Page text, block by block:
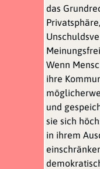
das
Wenn
ihre
und
sie sich
in ihrem